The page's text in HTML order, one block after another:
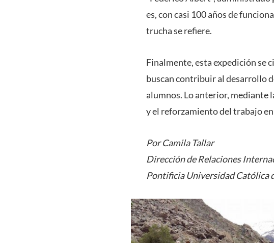
es, con casi 100 años de
trucha se refiere.
Finalmente, esta expedición se
buscan contribuir al desarrollo
alumnos. Lo anterior, mediante
y el reforzamiento del trabajo
Por Camila Tallar
Dirección de Relaciones
Pontificia Universidad Católica